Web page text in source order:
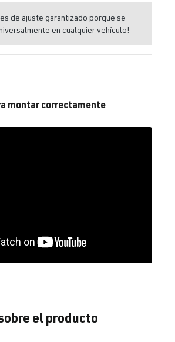
de ajuste garantizado porque se
en cualquier vehículo!
montar correctamente
el producto